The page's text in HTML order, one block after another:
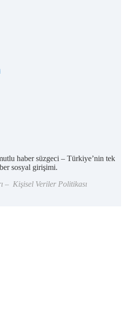
haber süzgeci – Türkiye’nin tek
sosyal girişimi.
– Kişisel Veriler Politikası